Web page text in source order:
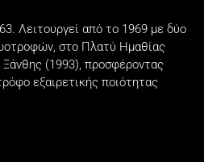
Λειτουργεί από το 1969 με δύο
στο Πλατύ Ημαθίας
(1993), προσφέροντας
εξαιρετικής ποιότητας